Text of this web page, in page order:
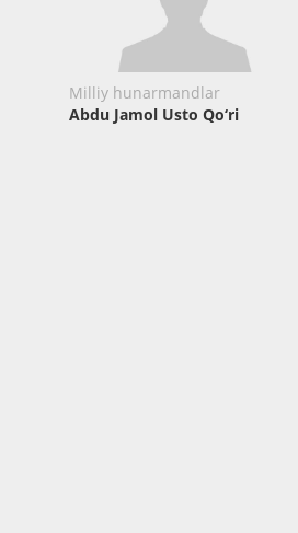
Milliy hunarmandlar
Abdu Jamol Usto Qo‘ri